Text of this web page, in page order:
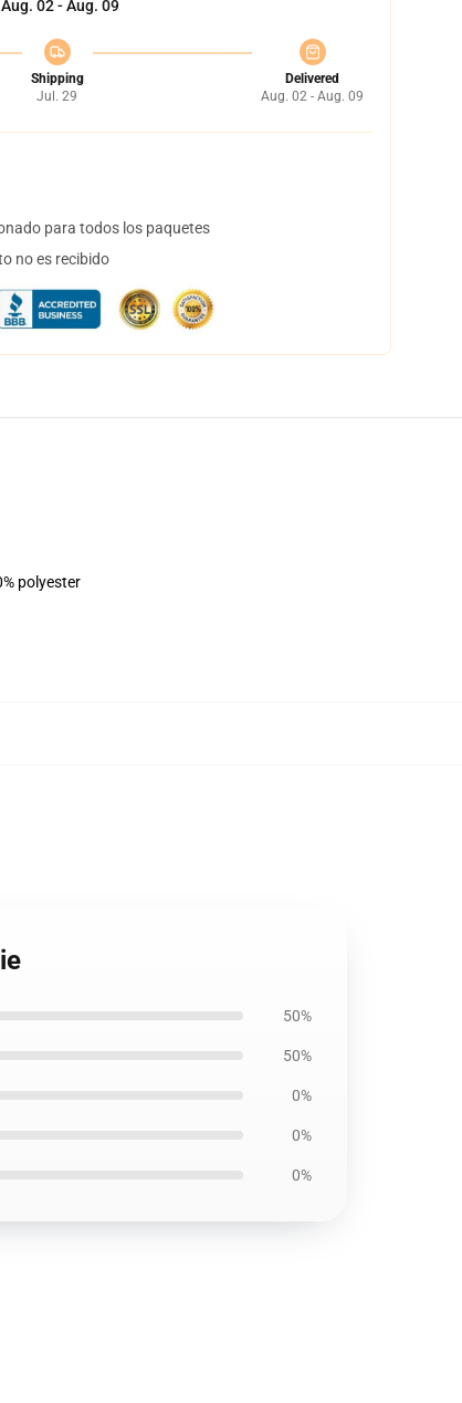
Aug. 02 - Aug. 09
Shipping
Jul. 29
Delivered
Aug. 02 - Aug. 09
para todos los paquetes
no es recibido
polyester
50%
50%
0%
0%
0%